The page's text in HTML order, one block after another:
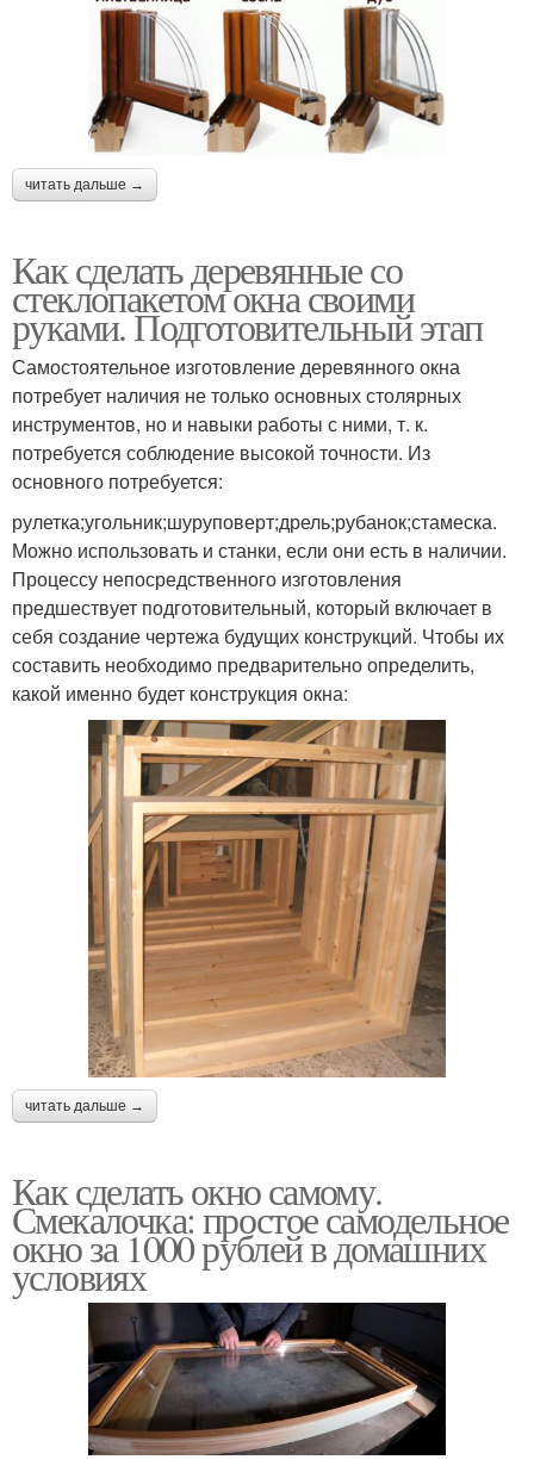
читать дальше →
Как сделать деревянные со
стеклопакетом окна своими
руками. Подготовительный этап
Самостоятельное изготовление деревянного окна
потребует наличия не только основных столярных
инструментов, но и навыки работы с ними, т. к.
потребуется соблюдение высокой точности. Из
основного потребуется:
рулетка;угольник;шуруповерт;дрель;рубанок;стамеска.
Можно использовать и станки, если они есть в наличии.
Процессу непосредственного изготовления
предшествует подготовительный, который включает в
себя создание чертежа будущих конструкций. Чтобы их
составить необходимо предварительно определить,
какой именно будет конструкция окна:
читать дальше →
Как сделать окно самому.
Смекалочка: простое самодельное
окно за 1000 рублей в домашних
условиях